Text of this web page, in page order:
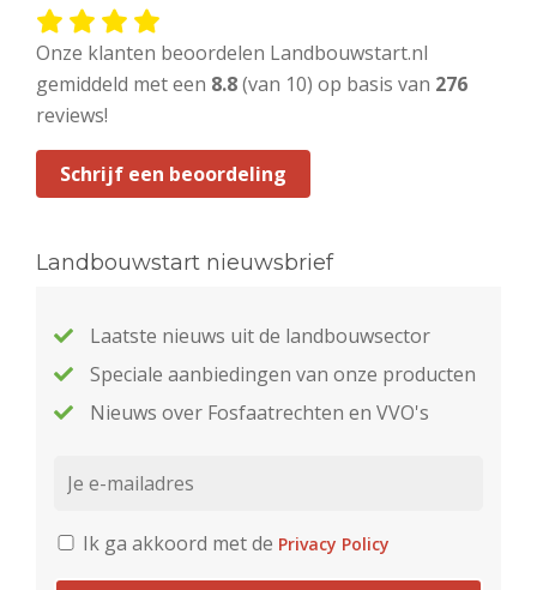
Onze klanten beoordelen Landbouwstart.nl
gemiddeld met een 8.8(van 10) op basis van 276
reviews!
Schrijf een beoordeling
Landbouwstart nieuwsbrief
Laatste nieuws uit de landbouwsector
Speciale aanbiedingen van onze producten
Nieuws over Fosfaatrechten en VVO's
Ik ga akkoord met de Privacy Policy